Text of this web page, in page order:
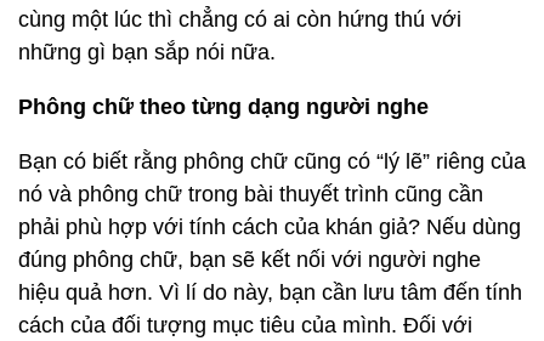
cùng một lúc thì chẳng có ai còn hứng thú với
những gì bạn sắp nói nữa.
Phông chữ theo từng dạng người nghe
Bạn có biết rằng phông chữ cũng có “lý lẽ” riêng của
nó và phông chữ trong bài thuyết trình cũng cần
phải phù hợp với tính cách của khán giả? Nếu dùng
đúng phông chữ, bạn sẽ kết nối với người nghe
hiệu quả hơn. Vì lí do này, bạn cần lưu tâm đến tính
cách của đối tượng mục tiêu của mình. Đối với